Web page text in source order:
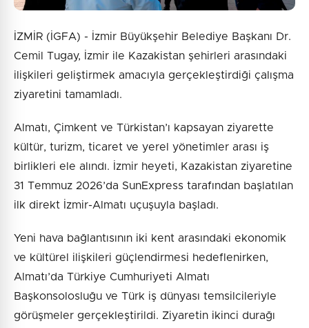
İZMİR (İGFA) - İzmir Büyükşehir Belediye Başkanı Dr.
Cemil Tugay, İzmir ile Kazakistan şehirleri arasındaki
ilişkileri geliştirmek amacıyla gerçekleştirdiği çalışma
ziyaretini tamamladı.
Almatı, Çimkent ve Türkistan’ı kapsayan ziyarette
kültür, turizm, ticaret ve yerel yönetimler arası iş
birlikleri ele alındı. İzmir heyeti, Kazakistan ziyaretine
31 Temmuz 2026’da SunExpress tarafından başlatılan
ilk direkt İzmir-Almatı uçuşuyla başladı.
Yeni hava bağlantısının iki kent arasındaki ekonomik
ve kültürel ilişkileri güçlendirmesi hedeflenirken,
Almatı’da Türkiye Cumhuriyeti Almatı
Başkonsolosluğu ve Türk iş dünyası temsilcileriyle
görüşmeler gerçekleştirildi. Ziyaretin ikinci durağı